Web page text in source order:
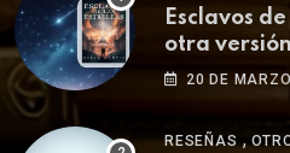
Esclavos
otra
ser humano
20 DE
RESEÑAS ,